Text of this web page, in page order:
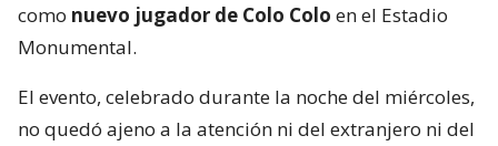
como nuevo jugador de Colo Colo en el Estadio
Monumental.
El evento, celebrado durante la noche del miércoles,
no quedó ajeno a la atención ni del extranjero ni del